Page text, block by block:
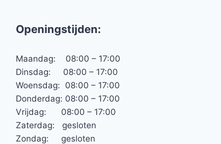
Openingstijden:
Maandag: 08:00 – 17:00
Dinsdag: 08:00 – 17:00
Woensdag: 08:00 – 17:00
Donderdag: 08:00 – 17:00
Vrijdag: 08:00 – 17:00
Zaterdag: gesloten
Zondag: gesloten